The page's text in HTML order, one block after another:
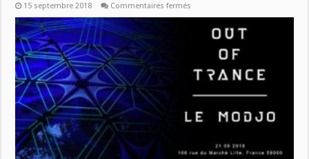
15 septembre 2018 Commentaires fermés
DONE)
RAYE
CE
DANS